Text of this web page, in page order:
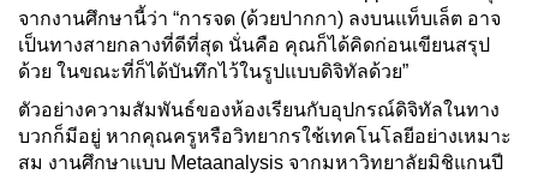
จากงานศึกษานี้ว่า “การจด (ด้วยปากกา) ลงบนแท็บเล็ต อาจ
เป็นทางสายกลางที่ดีที่สุด นั่นคือ คุณก็ได้คิดก่อนเขียนสรุป
ด้วย ในขณะที่ก็ได้บันทึกไว้ในรูปแบบดิจิทัลด้วย”
ตัวอย่างความสัมพันธ์ของห้องเรียนกับอุปกรณ์ดิจิทัลในทาง
บวกก็มีอยู่ หากคุณครูหรือวิทยากรใช้เทคโนโลยีอย่างเหมาะ
สม งานศึกษาแบบ Metaanalysis จากมหาวิทยาลัยมิชิแกนปี